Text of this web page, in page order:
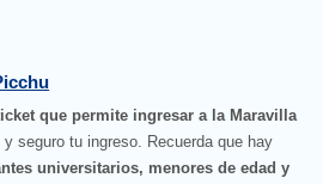
que permite ingresar a la Maravilla
seguro tu ingreso. Recuerda que hay
universitarios, menores de edad y